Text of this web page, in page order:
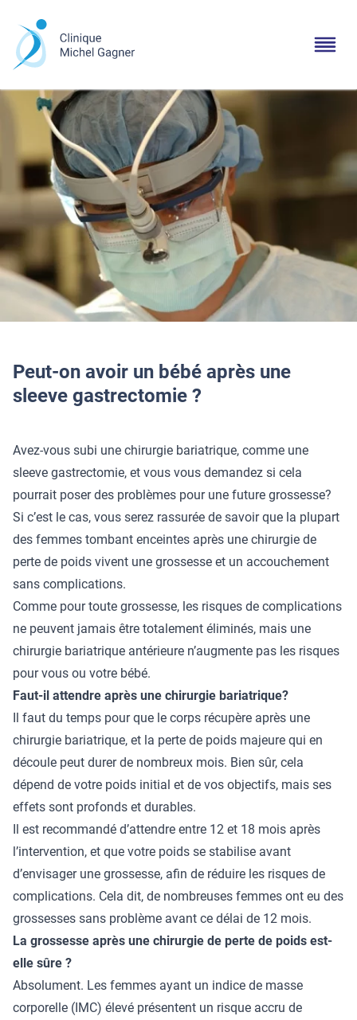
Peut-on avoir un bébé après une
sleeve gastrectomie ?
Avez-vous subi une chirurgie bariatrique, comme une
sleeve gastrectomie, et vous vous demandez si cela
pourrait poser des problèmes pour une future grossesse?
Si c’est le cas, vous serez rassurée de savoir que la plupart
des femmes tombant enceintes après une chirurgie de
perte de poids vivent une grossesse et un accouchement
sans complications.
Comme pour toute grossesse, les risques de complications
ne peuvent jamais être totalement éliminés, mais une
chirurgie bariatrique antérieure n’augmente pas les risques
pour vous ou votre bébé.
Faut-il attendre après une chirurgie bariatrique?
Il faut du temps pour que le corps récupère après une
chirurgie bariatrique, et la perte de poids majeure qui en
découle peut durer de nombreux mois. Bien sûr, cela
dépend de votre poids initial et de vos objectifs, mais ses
effets sont profonds et durables.
Il est recommandé d’attendre entre 12 et 18 mois après
l’intervention, et que votre poids se stabilise avant
d’envisager une grossesse, afin de réduire les risques de
complications. Cela dit, de nombreuses femmes ont eu des
grossesses sans problème avant ce délai de 12 mois.
La grossesse après une chirurgie de perte de poids est-
elle sûre ?
Absolument. Les femmes ayant un indice de masse
corporelle (IMC) élevé présentent un risque accru de